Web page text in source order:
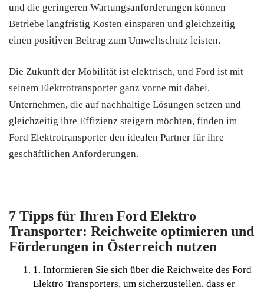
und die geringeren Wartungsanforderungen können
Betriebe langfristig Kosten einsparen und gleichzeitig
einen positiven Beitrag zum Umweltschutz leisten.
Die Zukunft der Mobilität ist elektrisch, und Ford ist mit
seinem Elektrotransporter ganz vorne mit dabei.
Unternehmen, die auf nachhaltige Lösungen setzen und
gleichzeitig ihre Effizienz steigern möchten, finden im
Ford Elektrotransporter den idealen Partner für ihre
geschäftlichen Anforderungen.
7 Tipps für Ihren Ford Elektro
Transporter: Reichweite optimieren und
Förderungen in Österreich nutzen
1. Informieren Sie sich über die Reichweite des Ford
Elektro Transporters, um sicherzustellen, dass er